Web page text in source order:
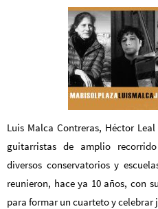
Luis Malca Contreras, Héctor
guitarristas de amplio
diversos conservatorios y
reunieron, hace ya 10 años, con
para formar un cuarteto y